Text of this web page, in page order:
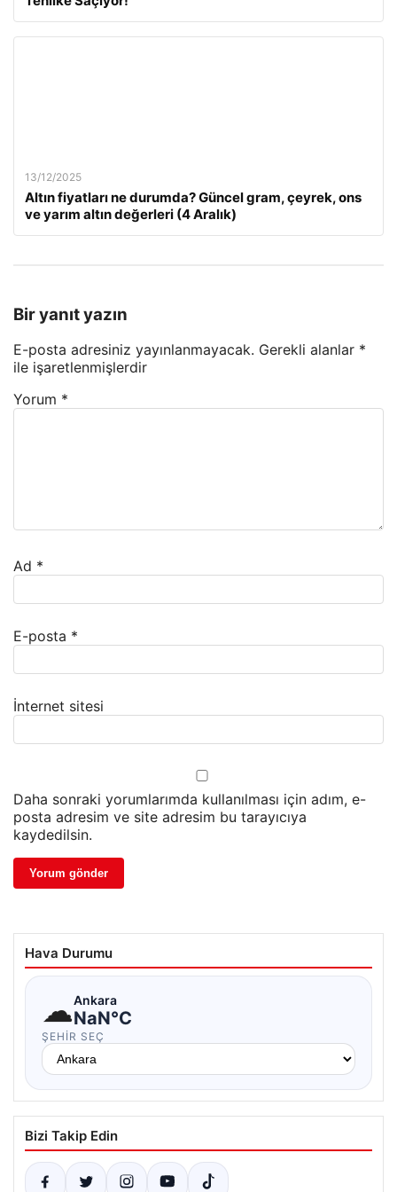
13/12/2025
Altın fiyatları ne durumda? Güncel gram, çeyrek, ons
ve yarım altın değerleri (4 Aralık)
Bir yanıt yazın
E-posta adresiniz yayınlanmayacak. Gerekli alanlar *
ile işaretlenmişlerdir
Yorum *
Ad *
E-posta *
İnternet sitesi
Daha sonraki yorumlarımda kullanılması için adım, e-
posta adresim ve site adresim bu tarayıcıya
kaydedilsin.
Hava Durumu
☁Ankara
NaN°C
ŞEHIR SEÇ
Bizi Takip Edin